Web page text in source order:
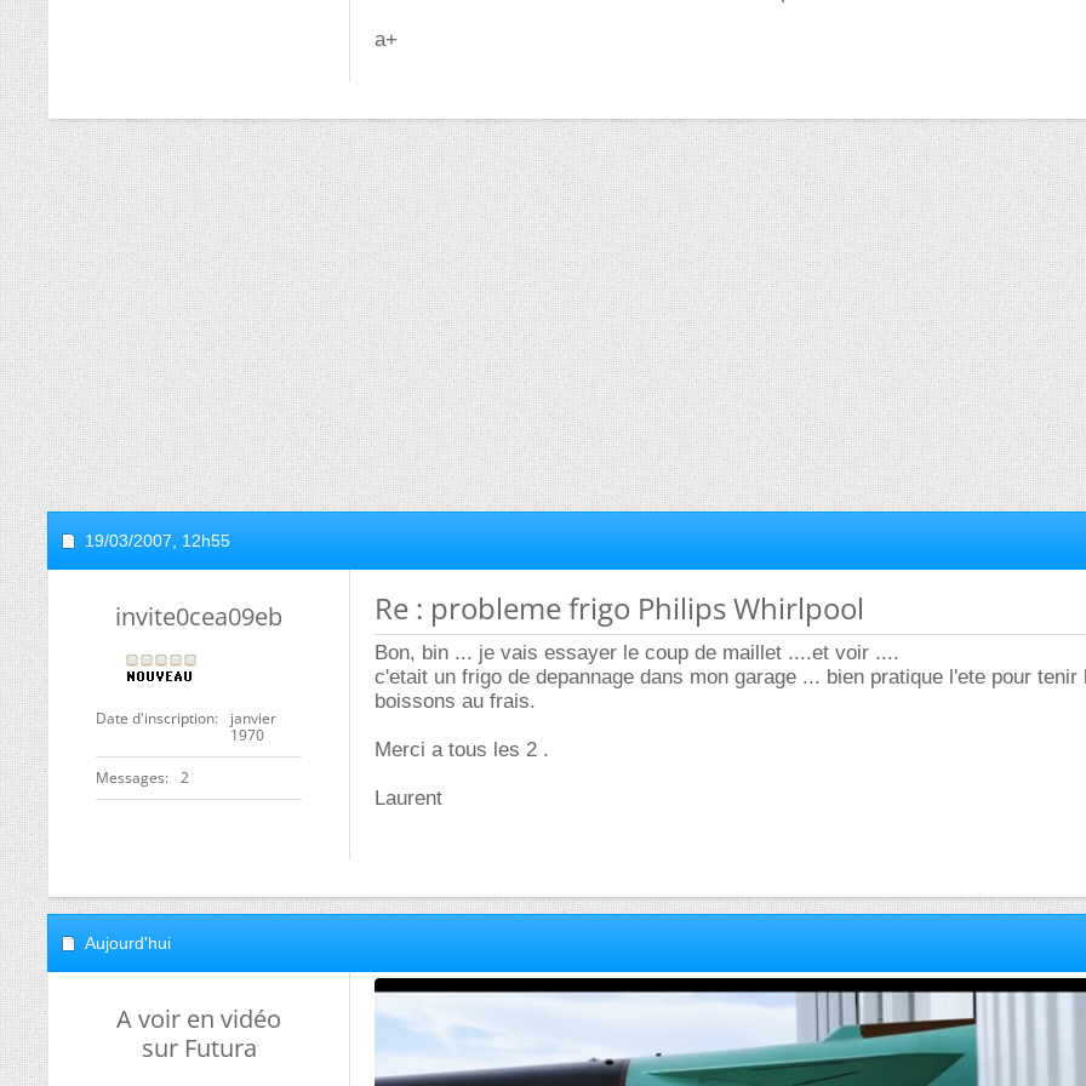
a+
19/03/2007, 12h55
invite0cea09eb
Date d'inscription
janvier
1970
Messages 2
Re : probleme frigo Philips Whirlpool
Bon, bin ... je vais essayer le coup de maillet ....et voir ....
c'etait un frigo de depannage dans mon garage ... bien pratique l'ete pour tenir
boissons au frais.
Merci a tous les 2 .
Laurent
Aujourd'hui
A voir en vidéo
sur Futura